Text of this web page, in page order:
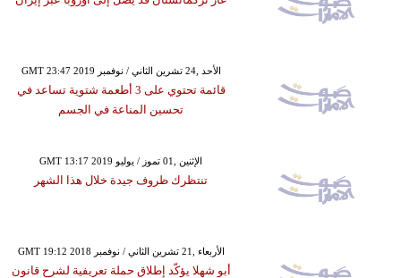
GMT 23:47 2019 الأحد ,24 تشرين الثاني / نوفمبر
قائمة تحتوي على 3 أطعمة شتوية تساعد في
تحسين المناعة في الجسم
GMT 13:17 2019 الإثنين ,01 تموز / يوليو
تنتظرك ظروف جيدة خلال هذا الشهر
GMT 19:12 2018 الأربعاء ,21 تشرين الثاني / نوفمبر
أبو شهلا يؤكّد إطلاق حملة تعريفية لشرح قانون